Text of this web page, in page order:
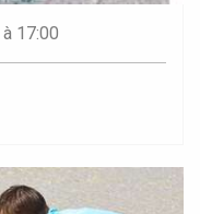
à 17:00